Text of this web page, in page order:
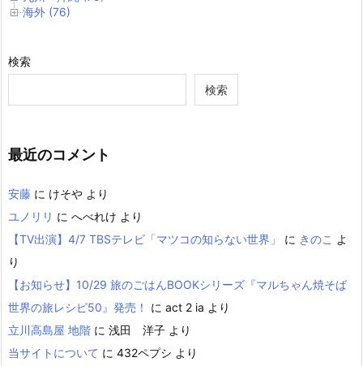
海外 (76)
検索
検索
最近のコメント
安藤 に けそや より
ユノリリ に へべれけ より
【TV出演】4/7 TBSテレビ「マツコの知らない世界」
に きのこ よ
り
【お知らせ】10/29 旅のごはんBOOKシリーズ『マルちゃん焼そば
世界の旅レシピ50』発売！
に act 2 ia より
立川高島屋 地階 に 浅田 洋子 より
当サイトについて に 432ペプシ より